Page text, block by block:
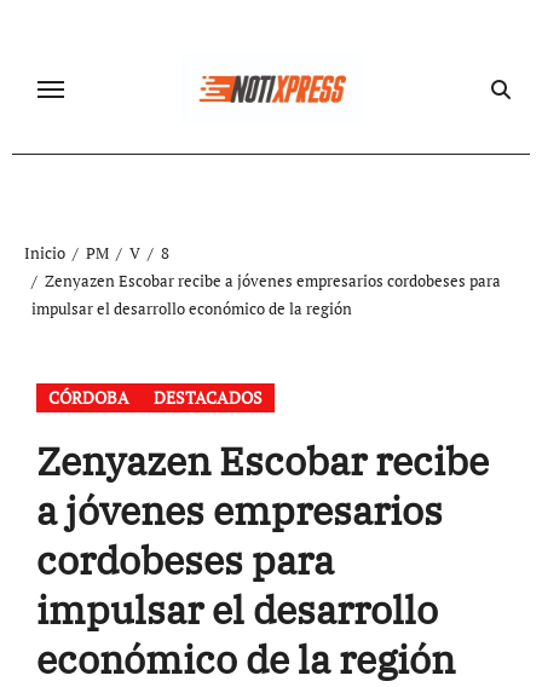
contenido
Inicio PM V
8
Zenyazen Escobar recibe a jóvenes empresarios cordobeses para
impulsar el desarrollo económico de la región
CÓRDOBA DESTACADOS
Zenyazen Escobar recibe
a jóvenes empresarios
cordobeses para
impulsar el desarrollo
económico de la región